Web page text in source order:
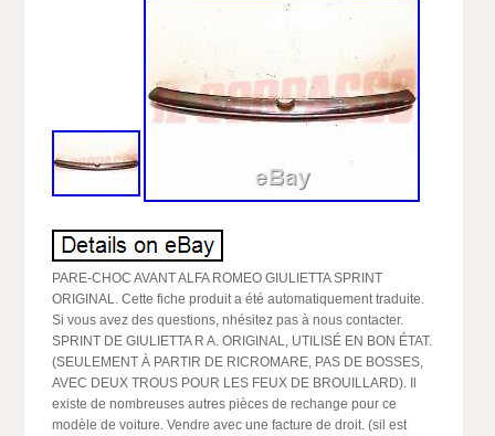
PARE-CHOC AVANT ALFA ROMEO GIULIETTA SPRINT
ORIGINAL. Cette fiche produit a été automatiquement traduite.
Si vous avez des questions, nhésitez pas à nous contacter.
SPRINT DE GIULIETTA R A. ORIGINAL, UTILISÉ EN BON ÉTAT.
(SEULEMENT À PARTIR DE RICROMARE, PAS DE BOSSES,
AVEC DEUX TROUS POUR LES FEUX DE BROUILLARD). Il
existe de nombreuses autres pièces de rechange pour ce
modèle de voiture. Vendre avec une facture de droit. (sil est